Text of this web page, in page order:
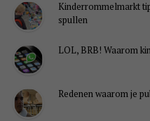
Kinderrommelmarkt
spullen
LOL, BRB! Waarom
Redenen waarom je